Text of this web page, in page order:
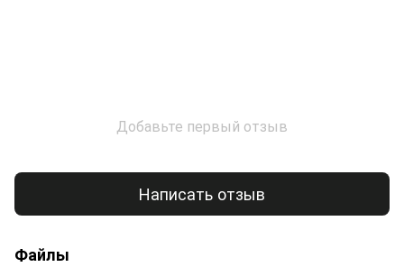
Добавьте первый отзыв
Написать отзыв
Файлы